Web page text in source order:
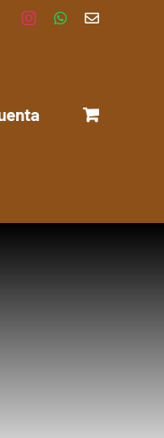
FacebookInstagramWhatsApp
Correo